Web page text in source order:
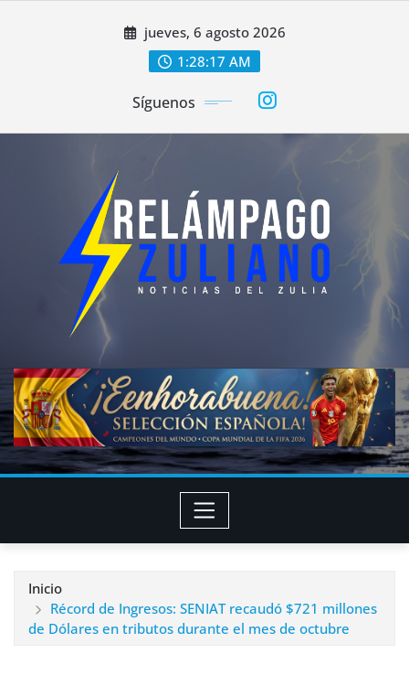
jueves, 6 agosto 2026
1:28:20 AM
Síguenos
Inicio
Récord de Ingresos: SENIAT recaudó $721 millones
de Dólares en tributos durante el mes de octubre